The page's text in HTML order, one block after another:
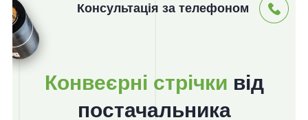
Консультація за телефоном
Конвеєрні стрічки від
постачальника